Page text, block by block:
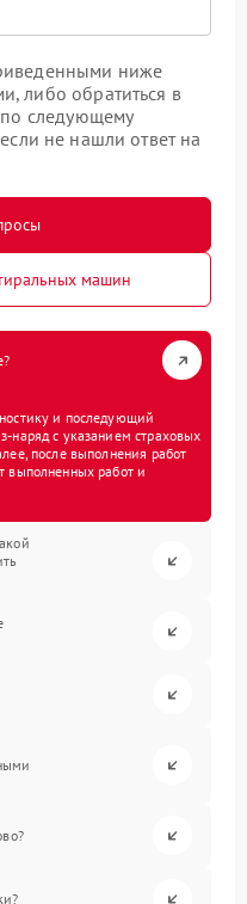
ниже
либо обратиться в
по следующему
если не нашли ответ на
машин
и последующий
наряд с указанием страховых
после выполнения работ
выполненных работ и